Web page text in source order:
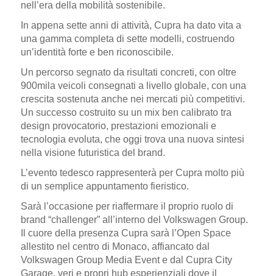
nell’era della mobilità sostenibile.
In appena sette anni di attività, Cupra ha dato vita a
una gamma completa di sette modelli, costruendo
un’identità forte e ben riconoscibile.
Un percorso segnato da risultati concreti, con oltre
900mila veicoli consegnati a livello globale, con una
crescita sostenuta anche nei mercati più competitivi.
Un successo costruito su un mix ben calibrato tra
design provocatorio, prestazioni emozionali e
tecnologia evoluta, che oggi trova una nuova sintesi
nella visione futuristica del brand.
L’evento tedesco rappresenterà per Cupra molto più
di un semplice appuntamento fieristico.
Sarà l’occasione per riaffermare il proprio ruolo di
brand “challenger”all’interno del Volkswagen Group.
Il cuore della presenza Cupra sarà l’Open Space
allestito nel centro di Monaco, affiancato dal
Volkswagen Group Media Evente dal Cupra City
Garage, veri e propri hub esperienziali dove il